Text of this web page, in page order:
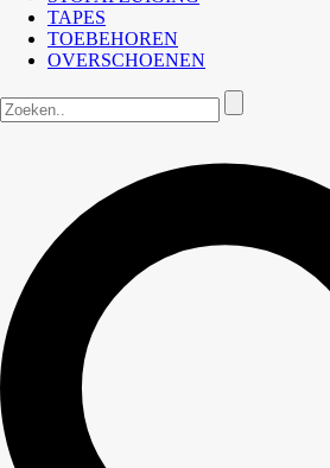
TAPES
TOEBEHOREN
OVERSCHOENEN